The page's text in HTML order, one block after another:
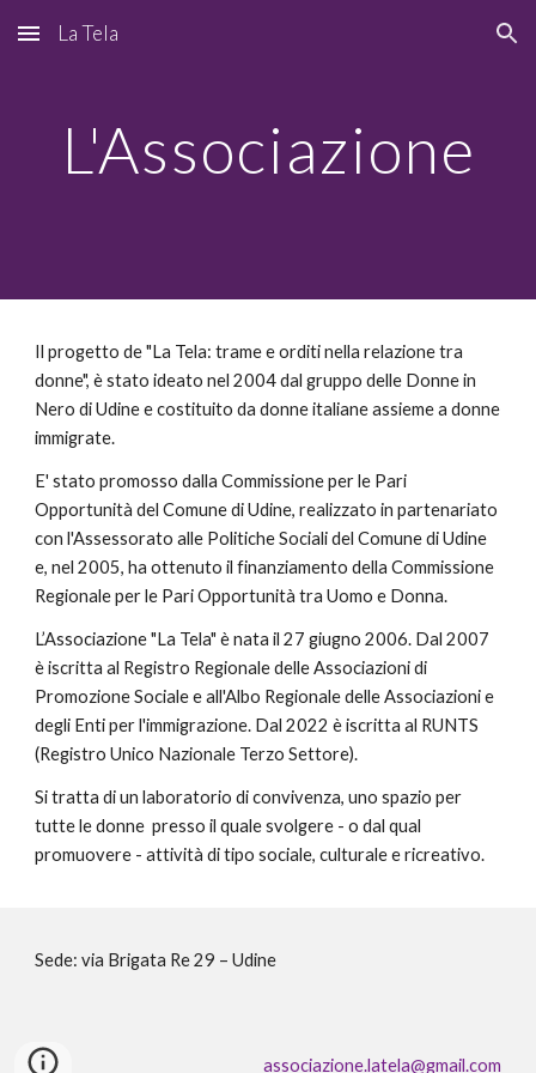
Skip to main content Skip to navigation
La Tela
L'Associazione
Il progetto de "La Tela: trame e orditi nella relazione tra
donne", è stato ideato nel 2004 dal gruppo delle Donne in
Nero di Udine e costituito da donne italiane assieme a donne
immigrate.
E' stato promosso dalla Commissione per le Pari
Opportunità del Comune di Udine, realizzato in partenariato
con l'Assessorato alle Politiche Sociali del Comune di Udine
e, nel 2005, ha ottenuto il finanziamento della Commissione
Regionale per le Pari Opportunità tra Uomo e Donna.
L’Associazione "La Tela" è nata il 27 giugno 2006. Dal 2007
è iscritta al Registro Regionale delle Associazioni di
Promozione Sociale e all'Albo Regionale delle Associazioni e
degli Enti per l'immigrazione. Dal 2022 è iscritta al RUNTS
(Registro Unico Nazionale Terzo Settore).
Si tratta di un laboratorio di convivenza, uno spazio per
tutte le donne presso il quale svolgere - o dal qual
promuovere - attività di tipo sociale, culturale e ricreativo.
Sede: via Brigata Re 29 – Udine
associazione.latela@gmail.com